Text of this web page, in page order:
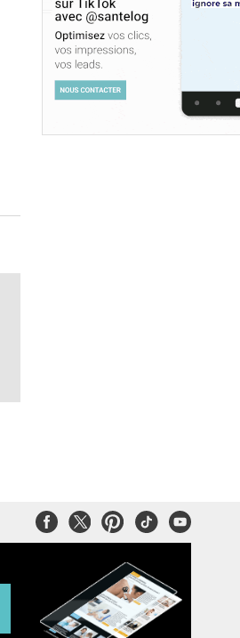
FacebookTwitterPinterest
TiktokYoutube